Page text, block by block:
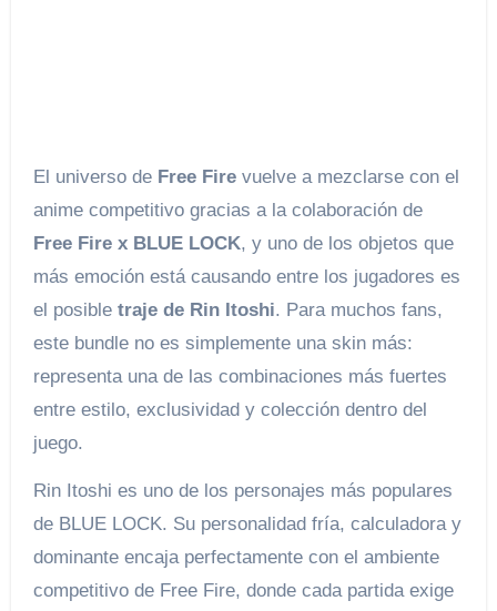
El universo de Free Firevuelve a mezclarse con el
anime competitivo gracias a la colaboración de
Free Fire x BLUE LOCK, y uno de los objetos que
más emoción está causando entre los jugadores es
el posible traje de Rin Itoshi. Para muchos fans,
este bundle no es simplemente una skin más:
representa una de las combinaciones más fuertes
entre estilo, exclusividad y colección dentro del
juego.
Rin Itoshi es uno de los personajes más populares
de BLUE LOCK. Su personalidad fría, calculadora y
dominante encaja perfectamente con el ambiente
competitivo de Free Fire, donde cada partida exige